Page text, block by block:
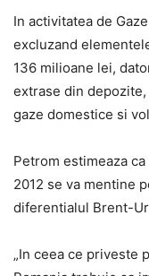
In activitatea de
excluzand
136 milioane lei,
extrase din
gaze domestice si
Petrom estimeaza
2012 se va mentine
diferentialul Brent-
„In ceea ce priveste